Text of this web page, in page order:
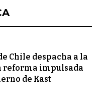
Chile despacha a la
reforma impulsada
de Kast